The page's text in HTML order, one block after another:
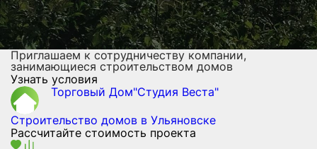
Приглашаем к сотрудничеству компании,
занимающиеся строительством домов
Узнать условия
Торговый Дом"Студия Веста"
Строительство домов в Ульяновске
Рассчитайте стоимость проекта